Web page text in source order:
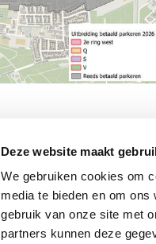
Deze website maakt
We gebruiken cookies om
media te bieden en om
gebruik van onze site met
partners kunnen deze